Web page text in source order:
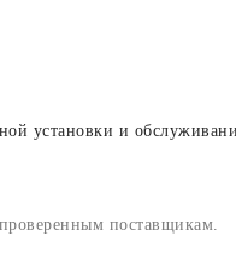
установки и
поставщикам.